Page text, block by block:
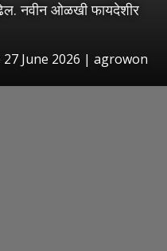
नवीन ओळखी फायदेशीर
June 2026 | agrowon